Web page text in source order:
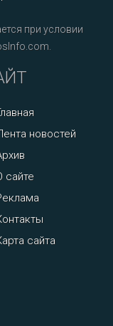
при условии
новостей
сайте
сайта